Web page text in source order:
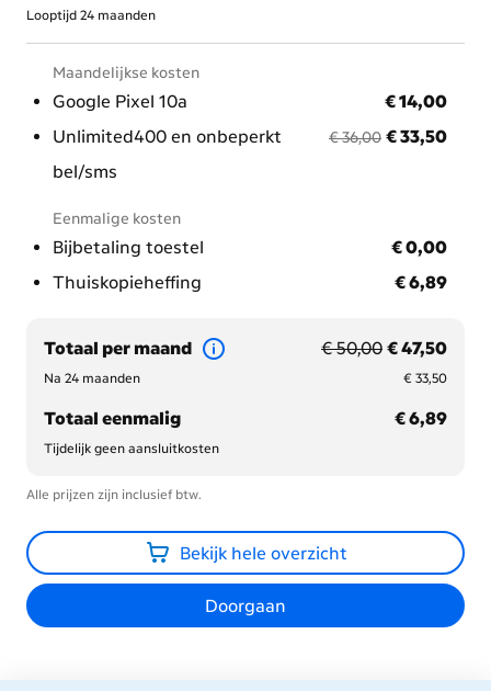
Looptijd 24 maanden
Maandelijkse kosten
Google Pixel 10a € 14,00
€ 14,00
Unlimited400 en onbeperkt
bel/sms
voorheen € 36,00
€ 36,00
nu met korting €
€ 33,50
Eenmalige kosten
Bijbetaling toestel € 0,00
€ 0,00
Thuiskopieheffing
€ 6,89
€ 6,89
Totaal per maand voorheen € 50,00
€ 50,00
nu met korting €
€ 47,50
Na 24 maanden € 33,50
€ 33,50
Totaal eenmalig € 6,89
€ 6,89
Tijdelijk geen aansluitkosten
Alle prijzen zijn inclusief btw.
Bekijk hele overzicht
Doorgaan